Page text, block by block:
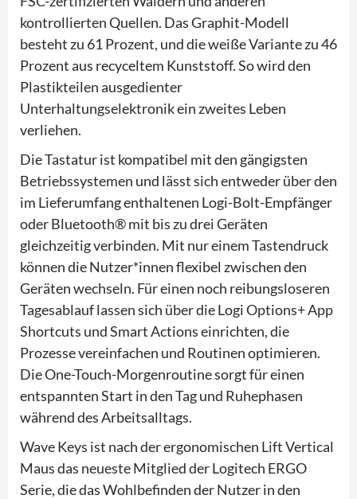
kontrollierten Quellen. Das Graphit-Modell
besteht zu 61 Prozent, und die weiße Variante zu 46
Prozent aus recyceltem Kunststoff. So wird den
Plastikteilen ausgedienter
Unterhaltungselektronik ein zweites Leben
verliehen.
Die Tastatur ist kompatibel mit den gängigsten
Betriebssystemen und lässt sich entweder über den
im Lieferumfang enthaltenen Logi-Bolt-Empfänger
oder Bluetooth® mit bis zu drei Geräten
gleichzeitig verbinden. Mit nur einem Tastendruck
können die Nutzer*innen flexibel zwischen den
Geräten wechseln. Für einen noch reibungsloseren
Tagesablauf lassen sich über die Logi Options+ App
Shortcuts und Smart Actions einrichten, die
Prozesse vereinfachen und Routinen optimieren.
Die One-Touch-Morgenroutine sorgt für einen
entspannten Start in den Tag und Ruhephasen
während des Arbeitsalltags.
Wave Keys ist nach der ergonomischen Lift Vertical
Maus das neueste Mitglied der Logitech ERGO
Serie, die das Wohlbefinden der Nutzer in den